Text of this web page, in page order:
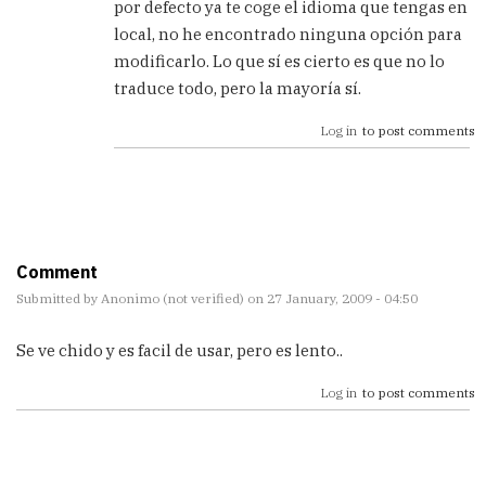
por defecto ya te coge el idioma que tengas en
local, no he encontrado ninguna opción para
modificarlo. Lo que sí es cierto es que no lo
traduce todo, pero la mayoría sí.
Log in to post comments
Comment
Submitted by Anonimo (not verified) on 27 January, 2009 - 04:50
Se ve chido y es facil de usar, pero es lento..
Log in to post comments